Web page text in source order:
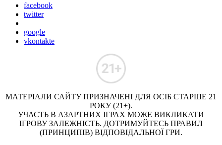
facebook
twitter
google
vkontakte
МАТЕРІАЛИ САЙТУ ПРИЗНАЧЕНІ ДЛЯ ОСІБ СТАРШЕ 21
РОКУ (21+).
УЧАСТЬ В АЗАРТНИХ ІГРАХ МОЖЕ ВИКЛИКАТИ
ІГРОВУ ЗАЛЕЖНІСТЬ. ДОТРИМУЙТЕСЬ ПРАВИЛ
(ПРИНЦИПІВ) ВІДПОВІДАЛЬНОЇ ГРИ.